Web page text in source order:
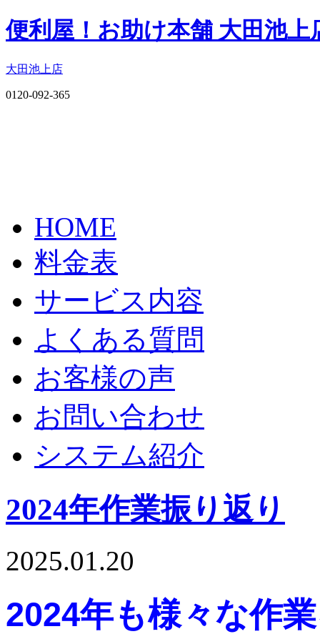
便利屋！お助け本舗 大田池上
大田池上店
0120-092-365
HOME
料金表
サービス内容
よくある質問
お客様の声
お問い合わせ
システム紹介
2024年作業振り返り
2025.01.20
2024年も様々な作